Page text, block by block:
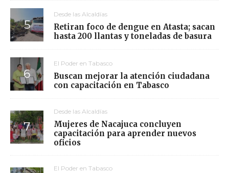
Desde las Alcaldías
Retiran foco de dengue en Atasta; sacan
hasta 200 llantas y toneladas de basura
El Poder en Tabasco
Buscan mejorar la atención ciudadana
con capacitación en Tabasco
Desde las Alcaldías
Mujeres de Nacajuca concluyen
capacitación para aprender nuevos
oficios
El Poder en Tabasco